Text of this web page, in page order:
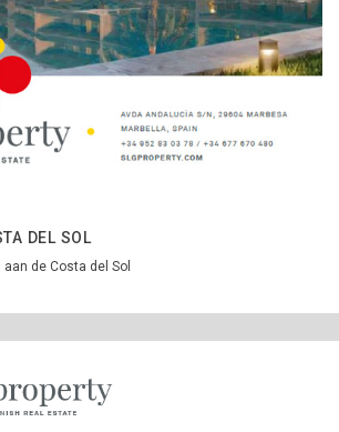
DEL SOL
de Costa del Sol